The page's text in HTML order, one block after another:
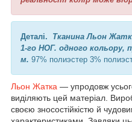
Деталі.
Тканина Льон
1-го НОГ. одного кольору,
м. 97% полиэстер 3%
Льон Жатка — упродовж
виділяють цей матеріал.
своєю зносостійкістю й